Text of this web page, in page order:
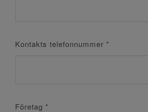
Kontakts telefonnummer *
Företag *